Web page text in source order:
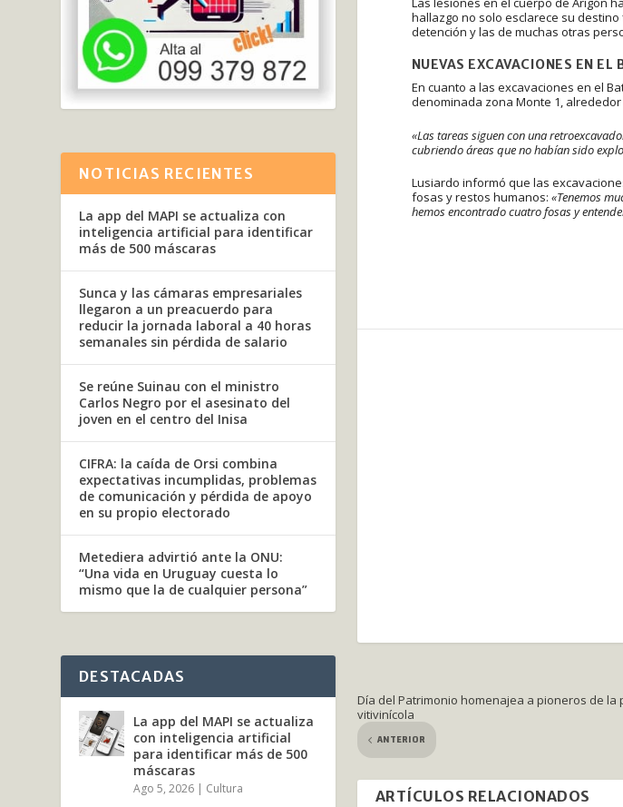
hallazgo no solo esclarece su
detención y las de muchas otras
NUEVAS EXCAVACIONES EN EL
En cuanto a las excavaciones en el
denominada zona Monte 1, alrededor
«Las tareas siguen con una
cubriendo áreas que no habían sido
Lusiardo informó que las
fosas y restos humanos: «Tenemos
hemos encontrado cuatro fosas y
Día del Patrimonio homenajea a pioneros de la
vitivinícola
ANTERIOR
ARTÍCULOS RELACIONADOS
NOTICIAS RECIENTES
La app del MAPI se actualiza con
inteligencia artificial para identificar
más de 500 máscaras
Sunca y las cámaras empresariales
llegaron a un preacuerdo para
reducir la jornada laboral a 40 horas
semanales sin pérdida de salario
Se reúne Suinau con el ministro
Carlos Negro por el asesinato del
joven en el centro del Inisa
CIFRA: la caída de Orsi combina
expectativas incumplidas, problemas
de comunicación y pérdida de apoyo
en su propio electorado
Metediera advirtió ante la ONU:
“Una vida en Uruguay cuesta lo
mismo que la de cualquier persona”
DESTACADAS
La app del MAPI se actualiza
con inteligencia artificial
para identificar más de 500
máscaras
Ago 5, 2026 | Cultura